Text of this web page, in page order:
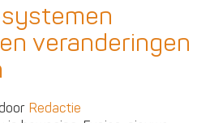
DISA
Global
veranderingen
Redactie